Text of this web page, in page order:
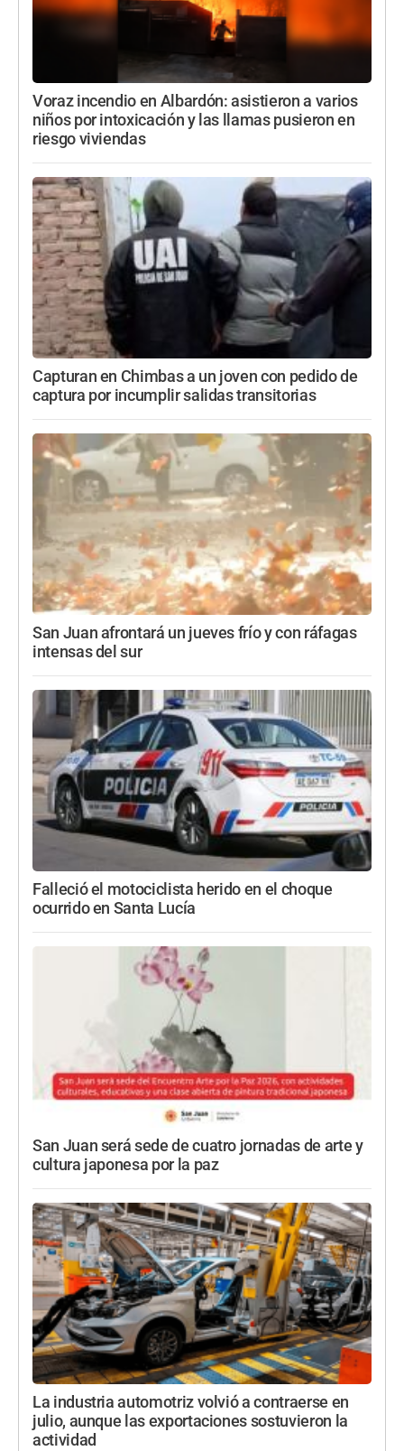
Voraz incendio en Albardón: asistieron a varios
niños por intoxicación y las llamas pusieron en
riesgo viviendas
Capturan en Chimbas a un joven con pedido de
captura por incumplir salidas transitorias
San Juan afrontará un jueves frío y con ráfagas
intensas del sur
Falleció el motociclista herido en el choque
ocurrido en Santa Lucía
San Juan será sede de cuatro jornadas de arte y
cultura japonesa por la paz
La industria automotriz volvió a contraerse en
julio, aunque las exportaciones sostuvieron la
actividad